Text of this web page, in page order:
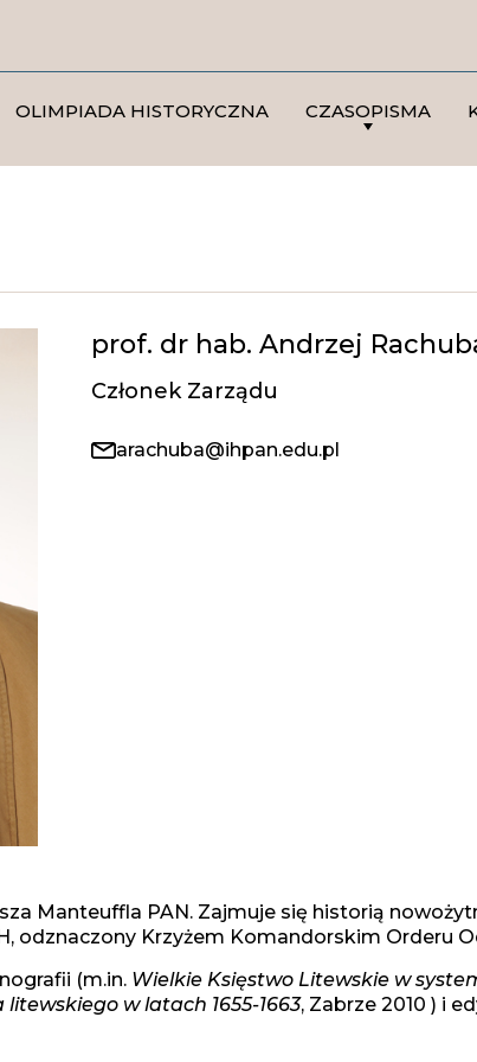
OLIMPIADA HISTORYCZNA CZASOPISMA
prof. dr hab. Andrzej
Członek Zarządu
arachuba@ihpan.edu.pl
Manteuffla PAN. Zajmuje się historią
odznaczony Krzyżem Komandorskim Orderu
(m.in. Wielkie Księstwo Litewskie w
w latach 1655-1663, Zabrze 2010 ) i